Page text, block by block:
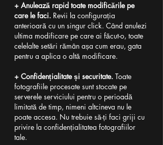
+ Anulează rapid toate modificările pe
care le faci. Revii la configurația
anterioară cu un singur click. Când anulezi
ultima modificare pe care ai făcut-o, toate
celelalte setări rămân așa cum erau, gata
pentru a aplica o altă modificare.
+ Confidențialitate și securitate. Toate
fotografiile procesate sunt stocate pe
serverele serviciului pentru o perioadă
limitată de timp, nimeni altcineva nu le
poate accesa. Nu trebuie să-ți faci griji cu
privire la confidențialitatea fotografiilor
tale.